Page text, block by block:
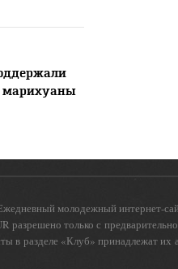
марихуаны
молодежный интернет-
разрешено только с
в разделе «Клуб» принадлежат их